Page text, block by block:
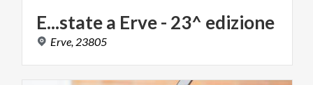
E...statea Erve- 23^ edizione
Erve, 23805